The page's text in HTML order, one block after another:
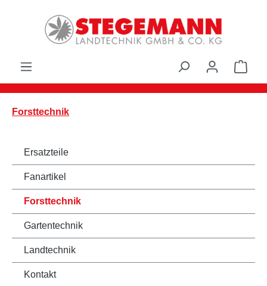
Zum Hauptinhalt springen
Forsttechnik
Ersatzteile
Fanartikel
Forsttechnik
Gartentechnik
Landtechnik
Kontakt